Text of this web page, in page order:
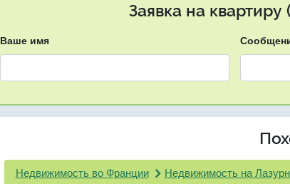
Заявка на
Ваше имя
Недвижимость во Франции Недвижимость на